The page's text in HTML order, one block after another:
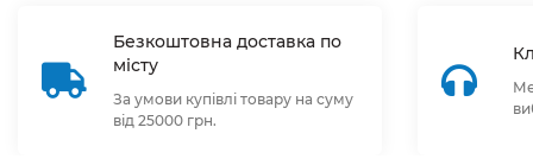
Безкоштовна доставка по
місту
За умови купівлі товару на суму
від 25000 грн.